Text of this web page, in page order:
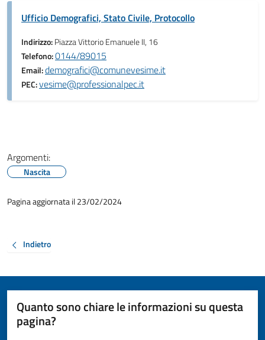
Ufficio Demografici, Stato Civile, Protocollo
Indirizzo:Piazza Vittorio Emanuele II, 16
Telefono:0144/89015
Email:demografici@comunevesime.it
PEC:vesime@professionalpec.it
Argomenti:
Nascita
Pagina aggiornata il 23/02/2024
Indietro
Quanto sono chiare le informazioni su questa
pagina?